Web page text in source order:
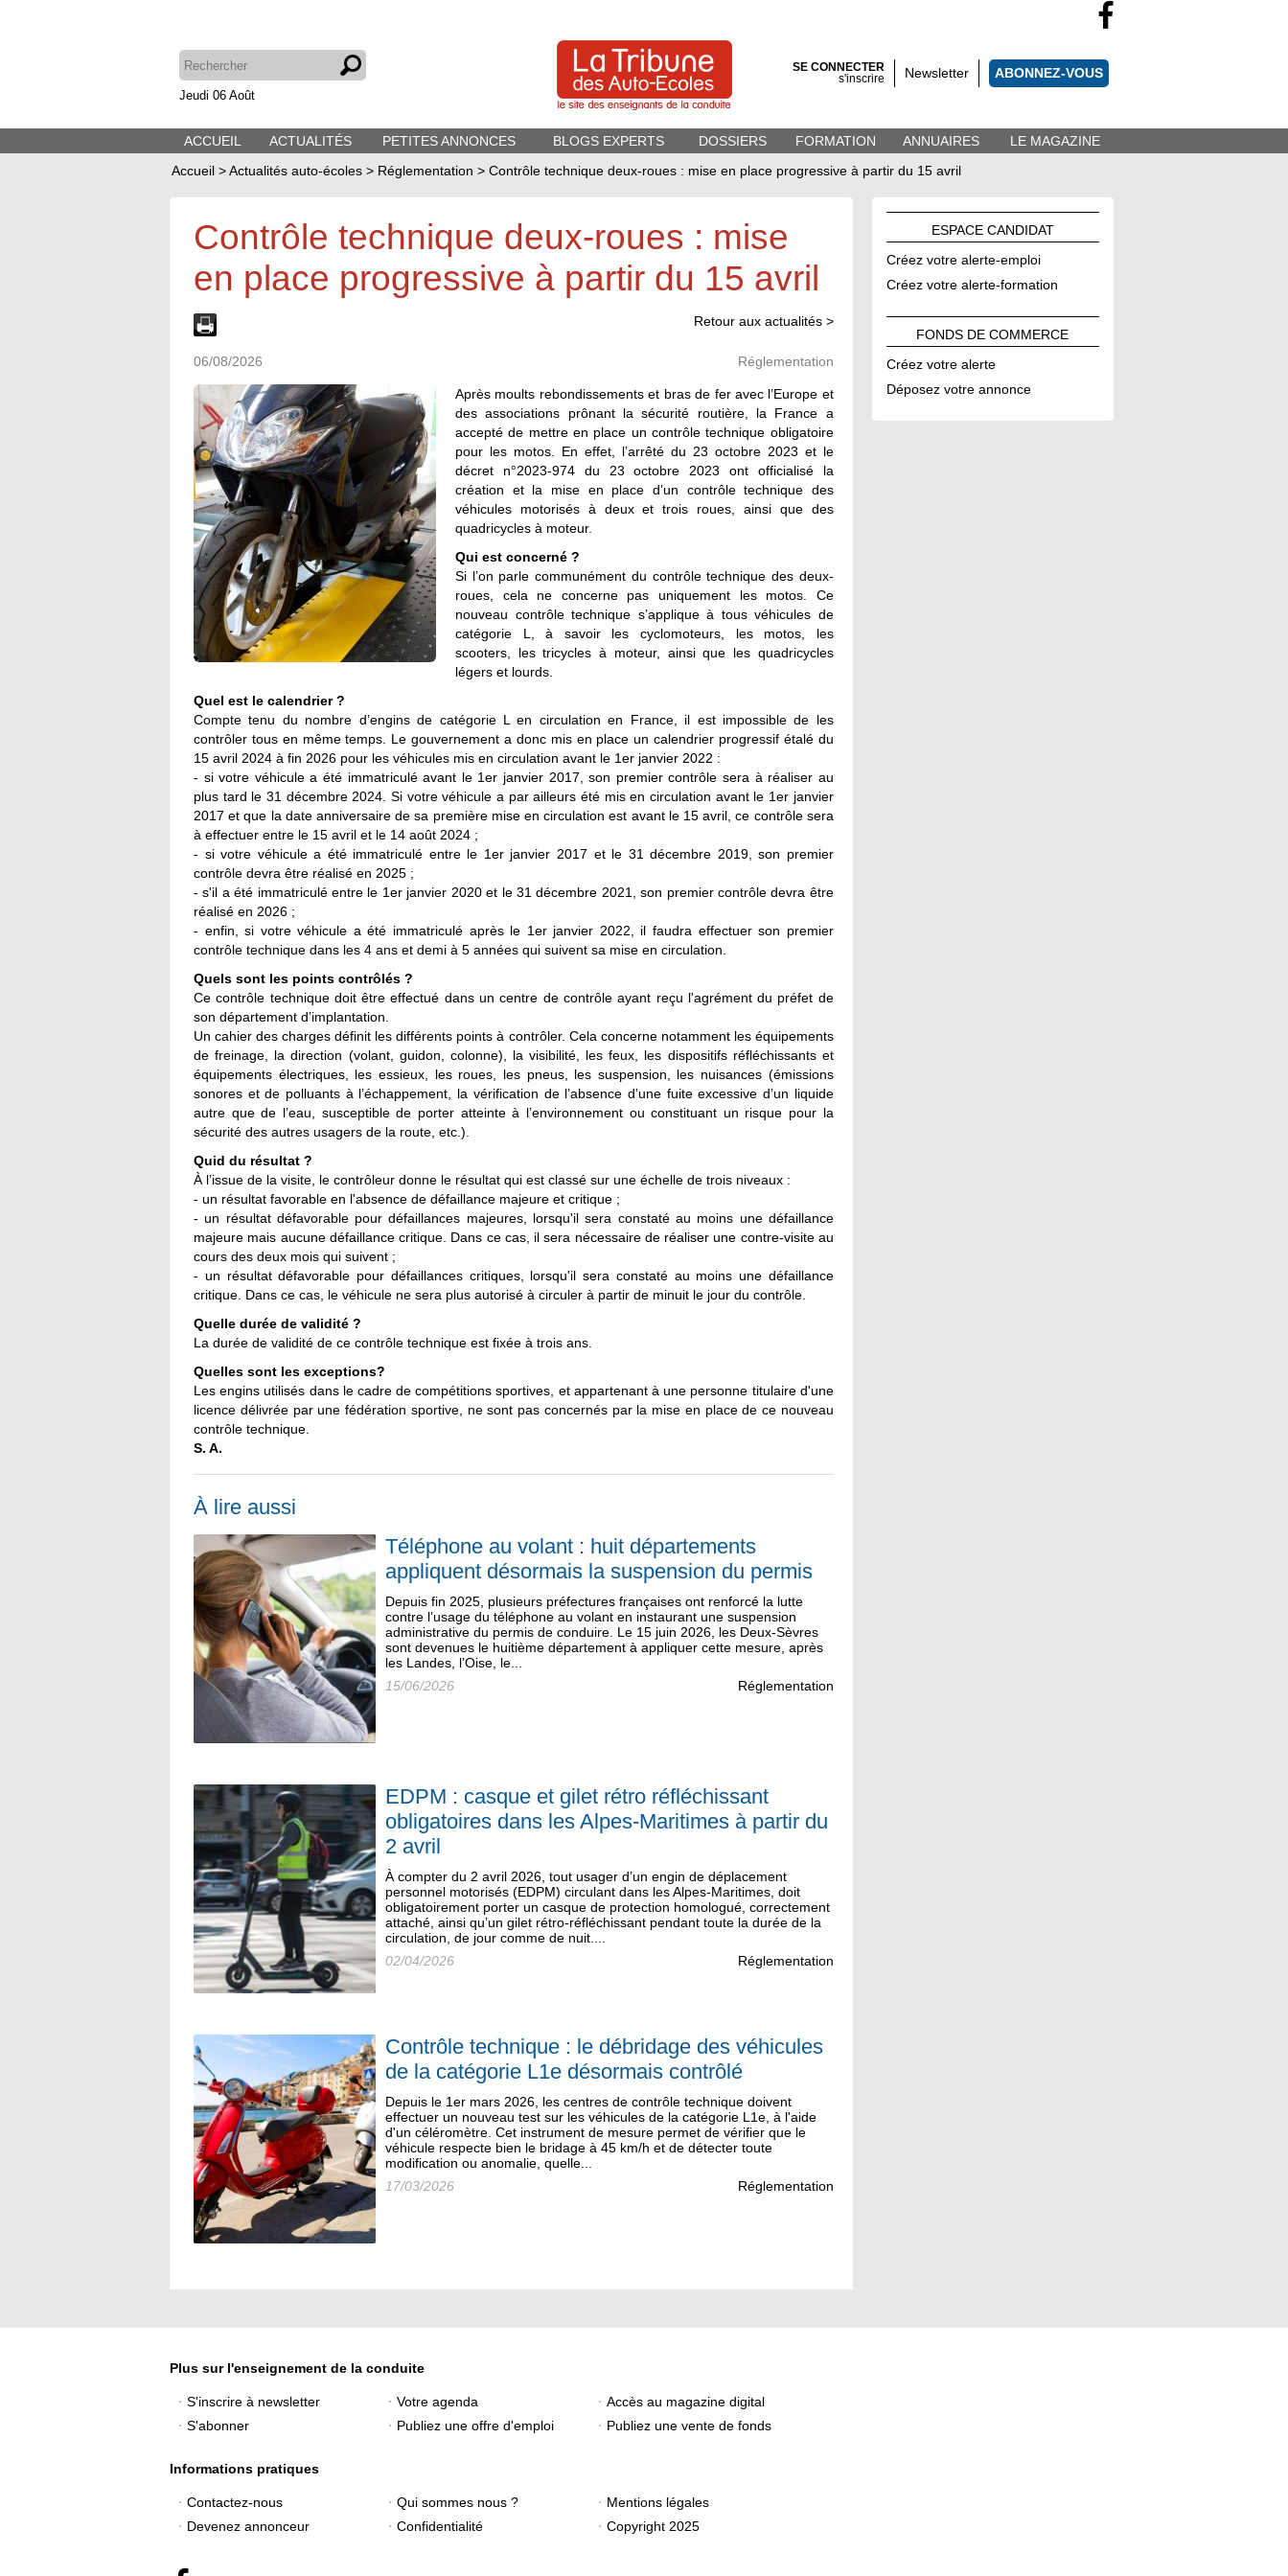
Jeudi 06 Août
SE CONNECTER
s'inscrire
Newsletter ABONNEZ-VOUS
ACCUEIL ACTUALITÉS PETITES ANNONCES BLOGS EXPERTS DOSSIERS FORMATION ANNUAIRES
LE MAGAZINE
Accueil >Actualités auto-écoles > Réglementation > Contrôle technique deux-roues : mise en place progressive à partir du 15 avril
ESPACE CANDIDAT
Créez votre alerte-emploi
Créez votre alerte-formation
FONDS DECOMMERCE
Créez votre alerte
Déposez votre annonce
Contrôle technique deux-roues : mise
en place progressive à partir du 15 avril
Retour aux actualités >
06/08/2026 Réglementation
Après moults rebondissements et bras de fer avec l’Europe et
des associations prônant la sécurité routière, la France a
accepté de mettre en place un contrôle technique obligatoire
pour les motos. En effet, l’arrêté du 23 octobre 2023 et le
décret n°2023-974 du 23 octobre 2023 ont officialisé la
création et la mise en place d’un contrôle technique des
véhicules motorisés à deux et trois roues, ainsi que des
quadricycles à moteur.
Qui est concerné ?
Si l’on parle communément du contrôle technique des deux-
roues, cela ne concerne pas uniquement les motos. Ce
nouveau contrôle technique s’applique à tous véhicules de
catégorie L, à savoir les cyclomoteurs, les motos, les
scooters, les tricycles à moteur, ainsi que les quadricycles
légers et lourds.
Quel est le calendrier ?
Compte tenu du nombre d’engins de catégorie L en circulation en France, il est impossible de les
contrôler tous en même temps. Le gouvernement a donc mis en place un calendrier progressif étalé du
15 avril 2024 à fin 2026 pour les véhicules mis en circulation avant le 1er janvier 2022 :
- si votre véhicule a été immatriculé avant le 1er janvier 2017, son premier contrôle sera à réaliser au
plus tard le 31 décembre 2024. Si votre véhicule a par ailleurs été mis en circulation avant le 1er janvier
2017 et que la date anniversaire de sa première mise en circulation est avant le 15 avril, ce contrôle sera
à effectuer entre le 15 avril et le 14 août 2024 ;
- si votre véhicule a été immatriculé entre le 1er janvier 2017 et le 31 décembre 2019, son premier
contrôle devra être réalisé en 2025 ;
- s'il a été immatriculé entre le 1er janvier 2020 et le 31 décembre 2021, son premier contrôle devra être
réalisé en 2026 ;
- enfin, si votre véhicule a été immatriculé après le 1er janvier 2022, il faudra effectuer son premier
contrôle technique dans les 4 ans et demi à 5 années qui suivent sa mise en circulation.
Quels sont les points contrôlés ?
Ce contrôle technique doit être effectué dans un centre de contrôle ayant reçu l'agrément du préfet de
son département d’implantation.
Un cahier des charges définit les différents points à contrôler. Cela concerne notamment les équipements
de freinage, la direction (volant, guidon, colonne), la visibilité, les feux, les dispositifs réfléchissants et
équipements électriques, les essieux, les roues, les pneus, les suspension, les nuisances (émissions
sonores et de polluants à l’échappement, la vérification de l’absence d’une fuite excessive d’un liquide
autre que de l’eau, susceptible de porter atteinte à l’environnement ou constituant un risque pour la
sécurité des autres usagers de la route, etc.).
Quid du résultat ?
À l’issue de la visite, le contrôleur donne le résultat qui est classé sur une échelle de trois niveaux :
- un résultat favorable en l'absence de défaillance majeure et critique ;
- un résultat défavorable pour défaillances majeures, lorsqu'il sera constaté au moins une défaillance
majeure mais aucune défaillance critique. Dans ce cas, il sera nécessaire de réaliser une contre-visite au
cours des deux mois qui suivent ;
- un résultat défavorable pour défaillances critiques, lorsqu'il sera constaté au moins une défaillance
critique. Dans ce cas, le véhicule ne sera plus autorisé à circuler à partir de minuit le jour du contrôle.
Quelle durée de validité ?
La durée de validité de ce contrôle technique est fixée à trois ans.
Quelles sont les exceptions?
Les engins utilisés dans le cadre de compétitions sportives, et appartenant à une personne titulaire d'une
licence délivrée par une fédération sportive, ne sont pas concernés par la mise en place de ce nouveau
contrôle technique.
S. A.
À lire aussi
Téléphone au volant : huit départements
appliquent désormais la suspension du permis
Depuis fin 2025, plusieurs préfectures françaises ont renforcé la lutte
contre l’usage du téléphone au volant en instaurant une suspension
administrative du permis de conduire. Le 15 juin 2026, les Deux-Sèvres
sont devenues le huitième département à appliquer cette mesure, après
les Landes, l’Oise, le...
15/06/2026
Réglementation
EDPM : casque et gilet rétro réfléchissant
obligatoires dans les Alpes-Maritimes à partir du
2 avril
À compter du 2 avril 2026, tout usager d’un engin de déplacement
personnel motorisés (EDPM) circulant dans les Alpes-Maritimes, doit
obligatoirement porter un casque de protection homologué, correctement
attaché, ainsi qu’un gilet rétro-réfléchissant pendant toute la durée de la
circulation, de jour comme de nuit....
02/04/2026
Réglementation
Contrôle technique : le débridage des véhicules
de la catégorie L1e désormais contrôlé
Depuis le 1er mars 2026, les centres de contrôle technique doivent
effectuer un nouveau test sur les véhicules de la catégorie L1e, à l'aide
d'un céléromètre. Cet instrument de mesure permet de vérifier que le
véhicule respecte bien le bridage à 45 km/h et de détecter toute
modification ou anomalie, quelle...
17/03/2026
Réglementation
Plus sur l'enseignement de la conduite
S'inscrire à newsletter Votre agenda
Accès au magazine digital
S'abonner
Publiez une offre d'emploi Publiez une vente de fonds
Informations pratiques
Contactez-nous Qui sommes nous ?
Mentions légales
Devenez annonceur
Confidentialité Copyright 2025